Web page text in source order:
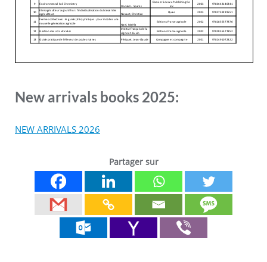
New arrivals books 2025:
NEW ARRIVALS 2026
Partager sur